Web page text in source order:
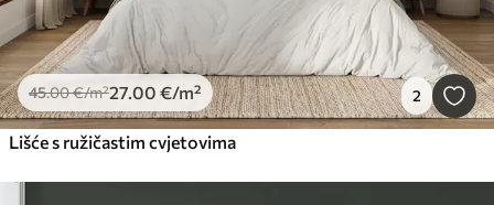
45.00€/m²27.00 €/m² 2
Lišće s ružičastim cvjetovima